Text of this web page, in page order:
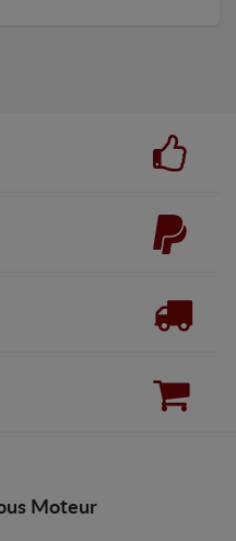
Moteur